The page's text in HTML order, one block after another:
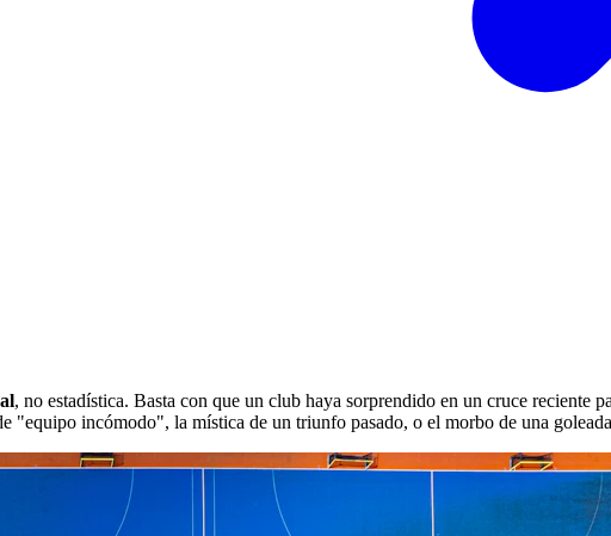
, no estadística. Basta con que un club haya sorprendido en un cruce
"equipo incómodo", la mística de un triunfo pasado, o el morbo de una